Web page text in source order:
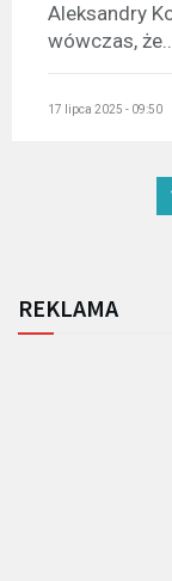
Aleksandry
wówczas,
17 lipca 2025 - 09:50
REKLAMA